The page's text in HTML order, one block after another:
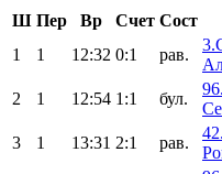
Ш Пер Вр Счет Сост
1
1 12:32 0:1 рав.
2
1 12:54 1:1 бул.
3
1 13:31 2:1 рав.